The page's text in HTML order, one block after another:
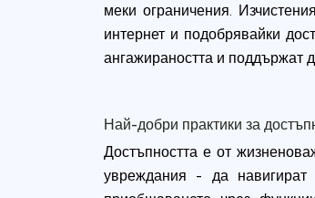
меки ограничения.
интернет и подобрявайки
ангажираността и поддържат
Най-добри практики за
Достъпността е от
увреждания - да навигират